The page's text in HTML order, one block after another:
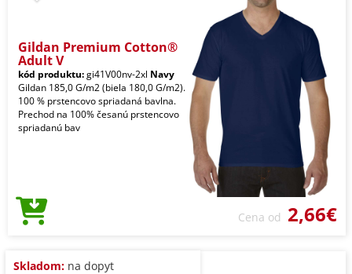
Gildan Premium Cotton®
Adult V
kód produktu:gi41V00nv-2xl Navy
Gildan 185,0 G/m2 (biela 180,0 G/m2).
100 % prstencovo spriadaná bavlna.
Prechod na 100% česanú prstencovo
spriadanú bav
Cena od 2,66€
Skladom: na dopyt